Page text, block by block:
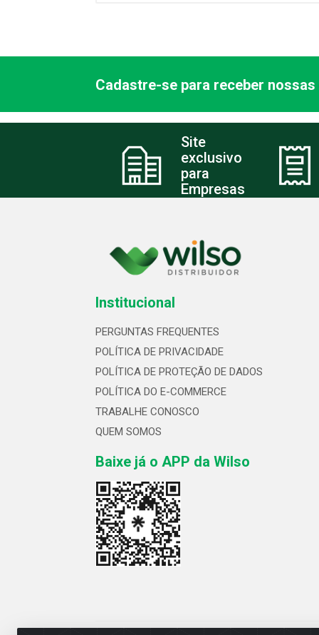
Cadastre-se para receber
Site
exclusivo
para
Empresas
Institucional
PERGUNTAS FREQUENTES
POLÍTICA DE PRIVACIDADE
POLÍTICA DE PROTEÇÃO DE DADOS
POLÍTICA DO E-COMMERCE
TRABALHE CONOSCO
QUEM SOMOS
Baixe já o APP da Wilso